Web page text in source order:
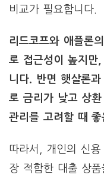
비교가 필요합니다.
리드코프와 애플론
로 접근성이 높지만
니다. 반면 햇살론
로 금리가 낮고 상
관리를 고려할 때
따라서, 개인의 신
장 적합한 대출 상